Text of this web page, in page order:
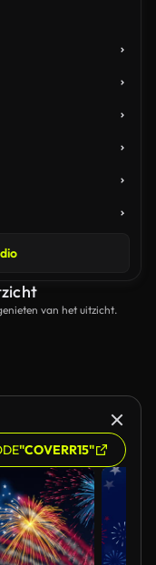
van het uitzicht.
"COVERR15"